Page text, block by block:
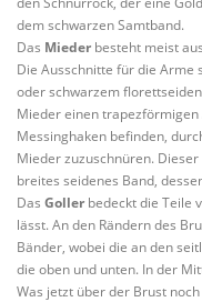
dem schwarzen Samtband.
Das Mieder besteht meist
Die Ausschnitte für die Arme
oder schwarzem
Mieder einen trapezförmigen
Messinghaken befinden,
Mieder zuzuschnüren.
breites seidenes Band,
Das Goller bedeckt die Teile
lässt. An den Rändern des
Bänder, wobei die an den
die oben und unten. In der
Was jetzt über der Brust